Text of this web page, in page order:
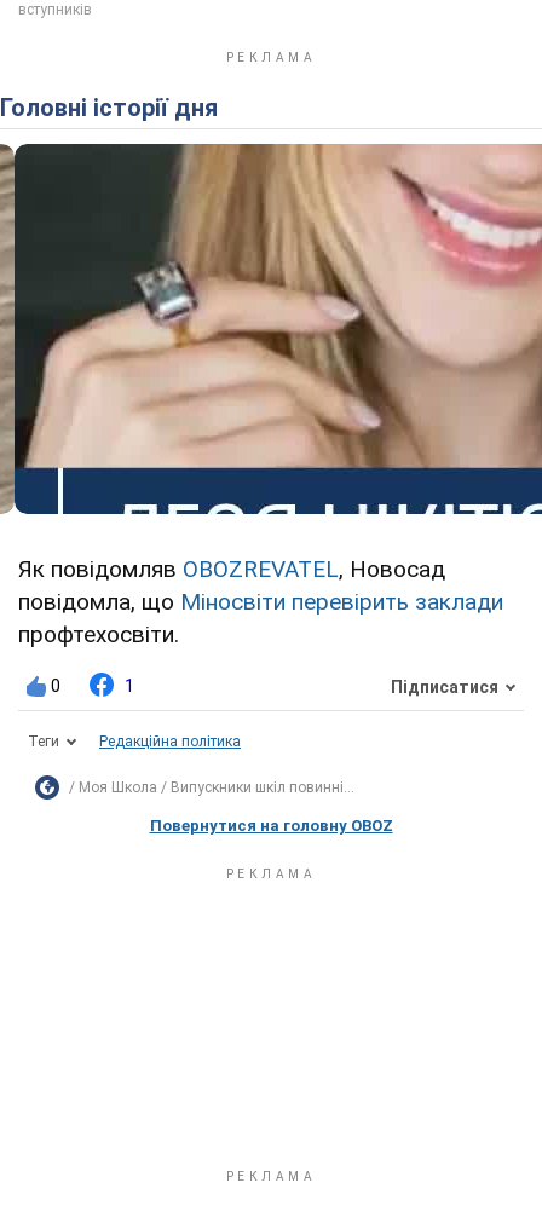
Головні історії дня
Як повідомляв OBOZREVATEL, Новосад
повідомла, що Міносвіти перевірить заклади
профтехосвіти.
0 1 Підписатися
Теги Редакційна політика
Моя Школа Випускники шкіл повинні...
Повернутися на головну OBOZ